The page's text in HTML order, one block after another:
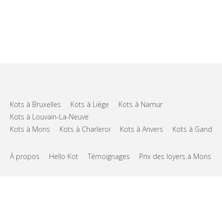
Kots à Bruxelles Kots à Liège
Kots à Namur
Kots à Louvain-La-Neuve
Kots à Mons
Kots à Charleroi Kots à Anvers Kots à Gand
À propos Hello Kot Témoignages Prix des loyers à Mons